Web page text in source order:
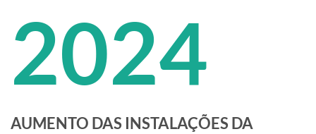
2024
AUMENTO DAS INSTALAÇÕES DA